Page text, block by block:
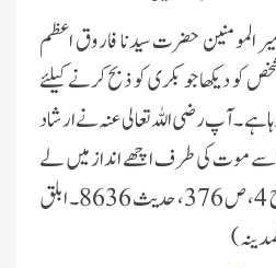
المومنین حضرت سیدنا فاروق اعظم
کو دیکھا جو بکری کو ذبح کرنے کیلئے
ہے ۔ آپ رضی اللہ تعالی عنہ نے ارشاد
اسے موت کی طرف اچھے انداز میں لے
کر جا۔ ( مصنف عبد الرزاق ج 4، ص 376، حدیث 8636۔ ابلق